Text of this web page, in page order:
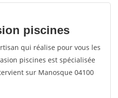
votes
piscines
qui réalise pour vous les
piscines est spécialisée
sur Manosque 04100